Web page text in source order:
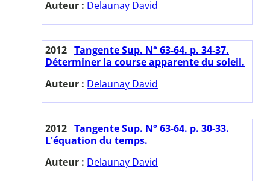
Auteur : Delaunay David
2012 Tangente Sup. N° 63-64. p. 34-37.
Déterminer la course apparente du soleil.
Auteur : Delaunay David
2012 Tangente Sup. N° 63-64. p. 30-33.
L'équation du temps.
Auteur : Delaunay David